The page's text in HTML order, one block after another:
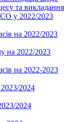
та викладання
у 2022/2023
на 2022/2023
на 2022/2023
на 2022-2023
2024
2024